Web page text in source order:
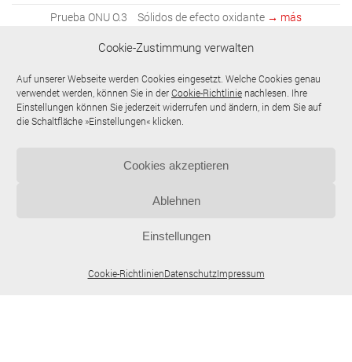
Cookie-Zustimmung verwalten
Auf unserer Webseite werden Cookies eingesetzt. Welche Cookies genau
verwendet werden, können Sie in derCookie-Richtlinie nachlesen. Ihre
Einstellungen können Sie jederzeit widerrufen und ändern, in dem Sie auf
die Schaltfläche »Einstellungen« klicken.
Cookies akzeptieren
Ablehnen
Einstellungen
Cookie-RichtlinienDatenschutzImpressum
Prueba ONU O.3
Sólidos de efecto oxidante → más
ONU
8
frente a metales
Prueba ONU C.1 Propiedades corrosivas